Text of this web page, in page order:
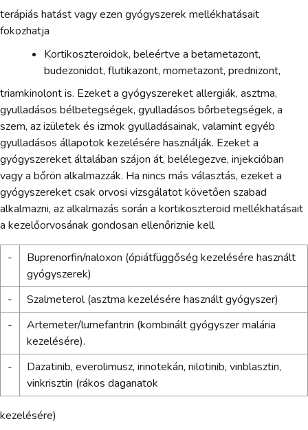
terápiás hatást vagy ezen gyógyszerek mellékhatásait
fokozhatja
Kortikoszteroidok, beleértve a betametazont,
budezonidot, flutikazont, mometazont, prednizont,
triamkinolont is. Ezeket a gyógyszereket allergiák, asztma,
gyulladásos bélbetegségek, gyulladásos bőrbetegségek, a
szem, az izületek és izmok gyulladásainak, valamint egyéb
gyulladásos állapotok kezelésére használják. Ezeket a
gyógyszereket általában szájon át, belélegezve, injekcióban
vagy a bőrön alkalmazzák. Ha nincs más választás, ezeket a
gyógyszereket csak orvosi vizsgálatot követően szabad
alkalmazni, az alkalmazás során a kortikoszteroid mellékhatásait
a kezelőorvosának gondosan ellenőriznie kell
-
Buprenorfin/naloxon (ópiátfüggőség kezelésére használt
gyógyszerek)
-
Szalmeterol (asztma kezelésére használt gyógyszer)
-
Artemeter/lumefantrin (kombinált gyógyszer malária
kezelésére).
-
Dazatinib, everolimusz, irinotekán, nilotinib, vinblasztin,
vinkrisztin (rákos daganatok
kezelésére)